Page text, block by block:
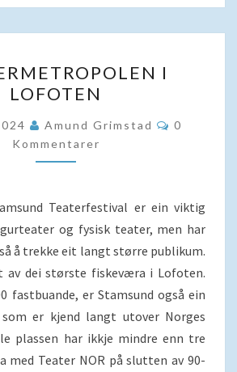
I
LOFOTEN
I
LOFOTEN
Amund Grimstad
0
Kommentarer
Teaterfestival er ein viktig
og fysisk teater, men har
å trekke eit langt større publikum.
av dei største fiskeværa i Lofoten.
fastbuande, er Stamsund også ein
er kjend langt utover Norges
plassen har ikkje mindre enn tre
med Teater NOR på slutten av 90-